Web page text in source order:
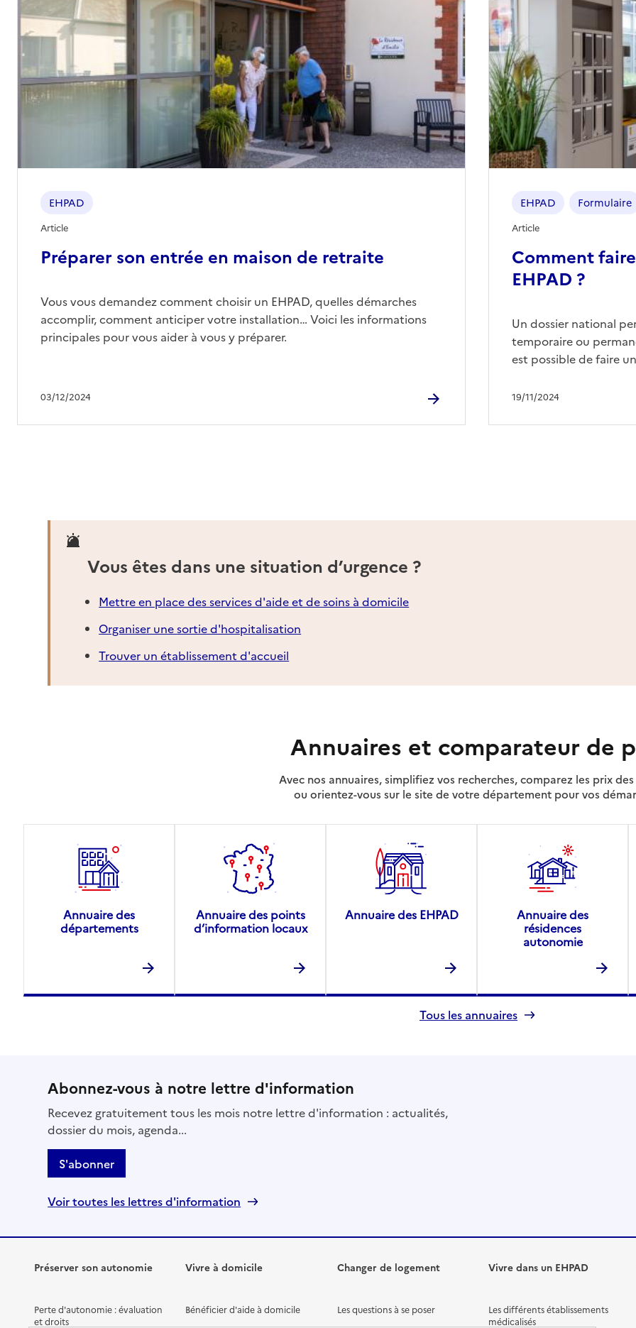
Préparer son entrée en maison de retraite
03/12/2024
EHPAD
Article
Vous vous demandez comment choisir un EHPAD, quelles démarches
accomplir, comment anticiper votre installation… Voici les informations
principales pour vous aider à vous y préparer.
Comment
EHPAD ?
19/11/2024
EHPAD Formulaire
Article
Un dossier national
temporaire ou
est possible de faire
Vous êtes dans une situation d’urgence ?
Mettre en place des services d'aide et de soins à domicile
Organiser une sortie d'hospitalisation
Trouver un établissement d'accueil
Annuaires et comparateur de
Avec nos annuaires, simplifiez vos recherches, comparez les prix des
ou orientez-vous sur le site de votre département pour vos
Annuaire des
départements
Annuaire des points
d’information locaux
Annuaire des EHPAD
Annuaire des
résidences
autonomie
Tous les annuaires
Abonnez-vous à notre lettre d'information
Recevez gratuitement tous les mois notre lettre d'information : actualités,
dossier du mois, agenda...
S'abonner
Voir toutes les lettres d'information
Préserver son autonomie
Perte d'autonomie : évaluation
et droits
Vivre à domicile
Bénéficier d'aide à domicile
Changer de logement
Les questions à se poser
Vivre dans un EHPAD
Les différents établissements
médicalisés